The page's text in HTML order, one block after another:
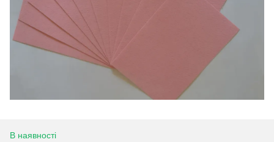
В наявності